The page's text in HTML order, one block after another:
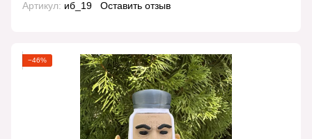
Артикул: иб_19 Оставить отзыв
−46%